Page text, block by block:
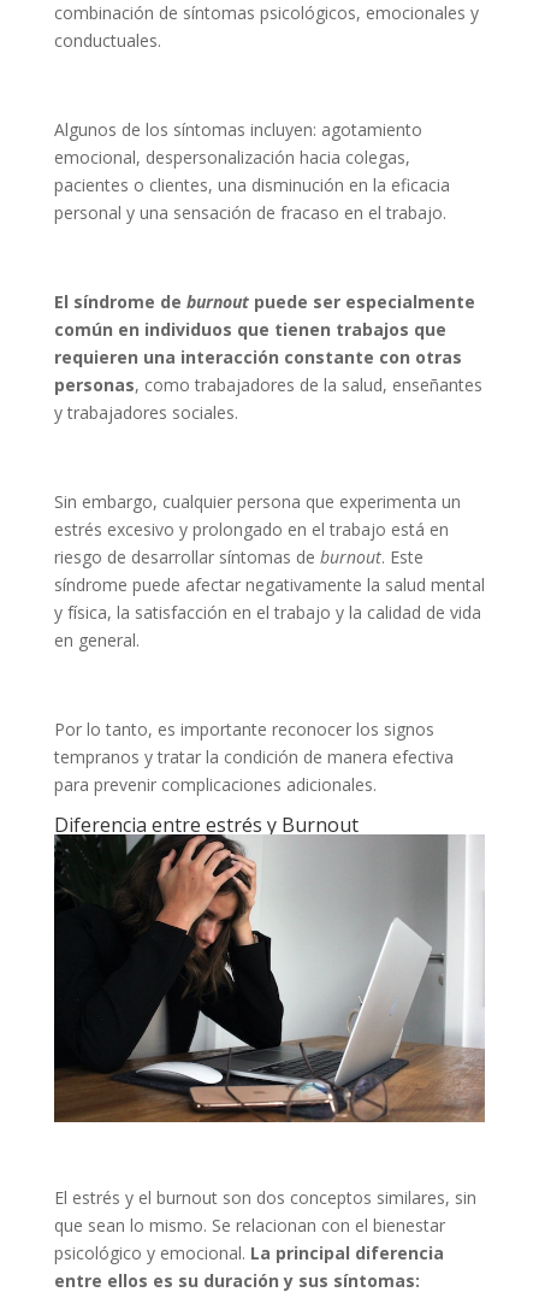
combinación de síntomas psicológicos, emocionales y
conductuales.
Algunos de los síntomas incluyen: agotamiento
emocional, despersonalización hacia colegas,
pacientes o clientes, una disminución en la eficacia
personal y una sensación de fracaso en el trabajo.
El síndrome de burnoutpuede ser especialmente
común en individuos que tienen trabajos que
requieren una interacción constante con otras
personas, como trabajadores de la salud, enseñantes
y trabajadores sociales.
Sin embargo, cualquier persona que experimenta un
estrés excesivo y prolongado en el trabajo está en
riesgo de desarrollar síntomas de burnout. Este
síndrome puede afectar negativamente la salud mental
y física, la satisfacción en el trabajo y la calidad de vida
en general.
Por lo tanto, es importante reconocer los signos
tempranos y tratar la condición de manera efectiva
para prevenir complicaciones adicionales.
Diferencia entre estrés y Burnout
El estrés y el burnout son dos conceptos similares, sin
que sean lo mismo. Se relacionan con el bienestar
psicológico y emocional. La principal diferencia
entre ellos es su duración y sus síntomas: